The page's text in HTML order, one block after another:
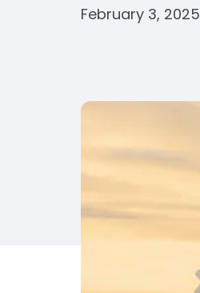
February 3, 2025